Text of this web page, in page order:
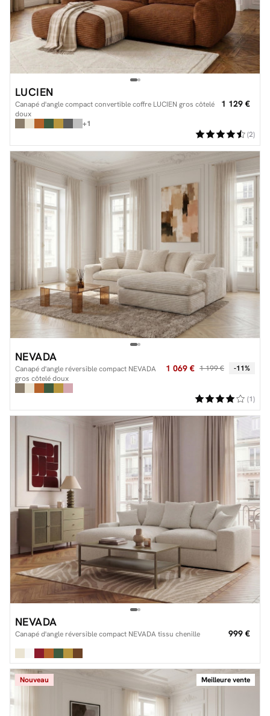
LUCIEN
Canapé d'angle compact convertible coffre LUCIEN gros côtelé
doux
1 129 €
+1
(2)
NEVADA
Canapé d'angle réversible compact NEVADA
gros côtelé doux
1 069 € 1 199 € -11%
(1)
NEVADA
Canapé d'angle réversible compact NEVADA tissu chenille 999 €
Meilleure vente
Nouveau